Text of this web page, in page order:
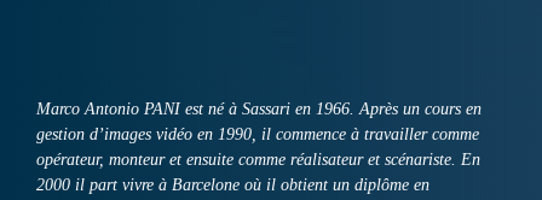
Marco Antonio PANI est né à Sassari en 1966. Après un cours en
gestion d’images vidéo en 1990, il commence à travailler comme
opérateur, monteur et ensuite comme réalisateur et scénariste. En
2000 il part vivre à Barcelone où il obtient un diplôme en